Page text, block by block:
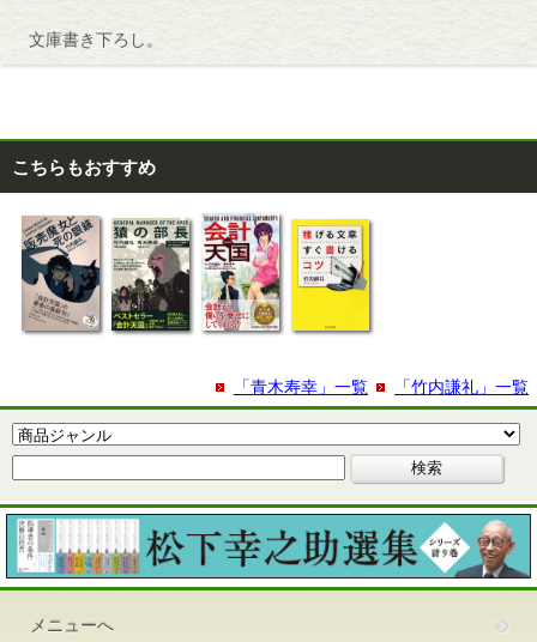
文庫書き下ろし。
こちらもおすすめ
「竹内謙礼」一覧
「青木寿幸」一覧
メニューへ